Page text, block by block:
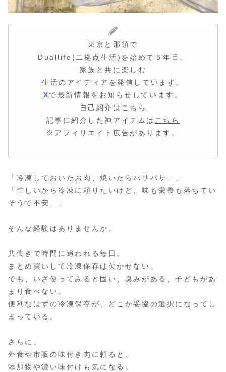
東京と那須で
Duallife(二拠点生活)を始めて５年目。
家族と共に楽しむ
生活のアイディア を発信しています。
Xで最新情報をお知らせしています。
自己紹介は こちら
記事に紹介した神アイテムは こちら
※アフィリエイト広告があります。
「冷凍しておいたお肉、焼いたらパサパサ…」
「忙しいから冷凍に頼りたいけど、味も栄養も落ちてい
そうで不安…」
そんな経験はありませんか。
共働きで時間に追われる毎日。
まとめ買いして冷凍保存は欠かせない。
でも、いざ使ってみると固い、臭みがある、子どもがあ
まり食べない。
便利なはずの冷凍保存が、どこか妥協の選択になってし
まっている。
さらに、
外食や市販の味付き肉に頼ると、
添加物や濃い味付けも気になる。